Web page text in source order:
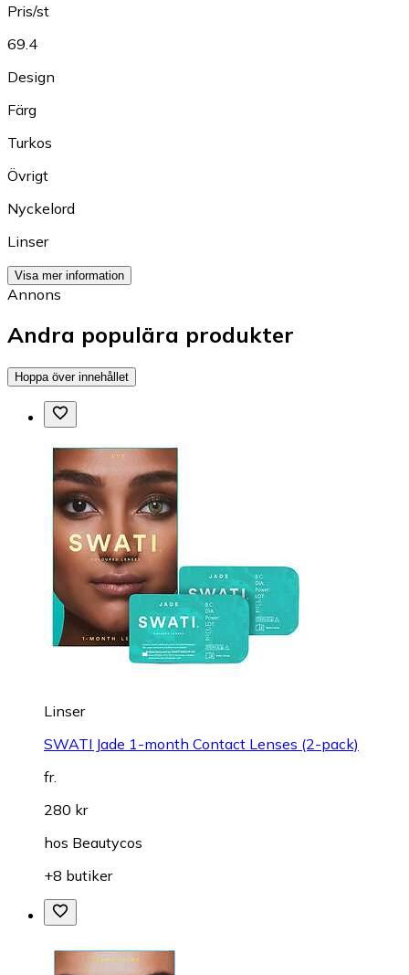
Pris/st
69.4
Design
Färg
Turkos
Övrigt
Nyckelord
Linser
Visa mer information
Annons
Andra populära produkter
Hoppa över innehållet
Linser
SWATI Jade 1-month Contact Lenses (2-pack)
fr.
280 kr
hos Beautycos
+8 butiker